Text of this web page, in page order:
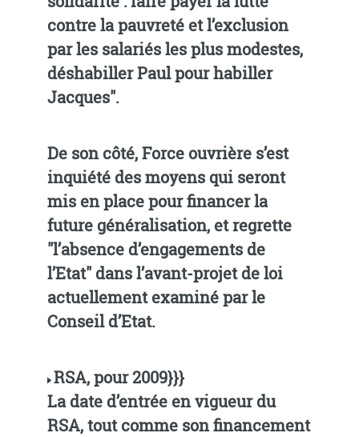
contre la pauvreté et l’exclusion
par les salariés les plus modestes,
déshabiller Paul pour habiller
Jacques".
De son côté, Force ouvrière s’est
inquiété des moyens qui seront
mis en place pour financer la
future généralisation, et regrette
"l’absence d’engagements de
l’Etat" dans l’avant-projet de loi
actuellement examiné par le
Conseil d’Etat.
RSA, pour 2009}}}
La date d’entrée en vigueur du
RSA, tout comme son financement